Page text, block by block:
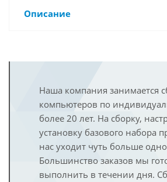
Описание
Наша компания занимается
компьютеров по
более 20 лет. На сборку,
установку базового набора
нас уходит чуть больше
Большинство заказов мы
выполнить в течении дня.